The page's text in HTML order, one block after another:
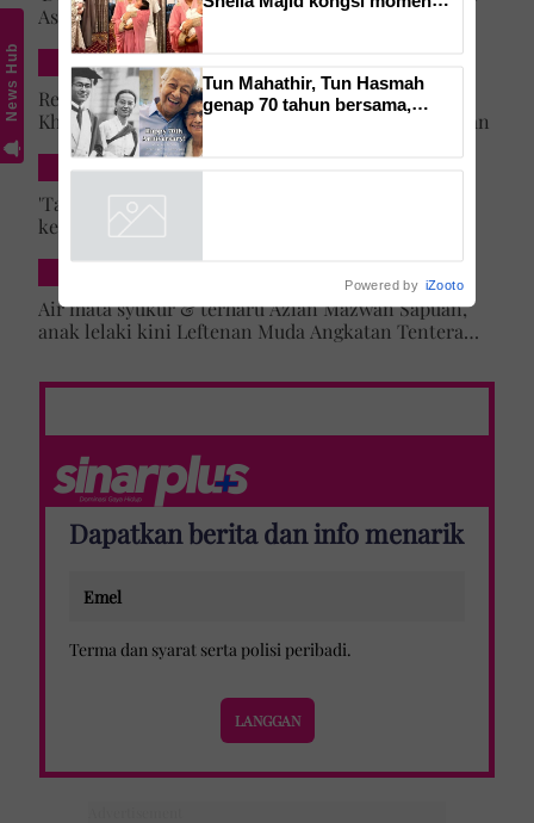
Asma' 25 tahun lalu tercapai, anak lelaki daftar
masuk Universiti Malaya
DUNIA
Rezeki lepas menyamar jadi pramugari Batik Air,
Khairun Nisya ditawar latihan akademi penerbangan
SELEBRITI & HIBURAN
'Tak lihat diri saya artis lagi' – Jehan Miskin kongsi
kenapa pilih ‘hilang’ dari dunia lakonan, cerita
Air mata syukur & terharu Azian Mazwan Sapuan,
anak lelaki kini Leftenan Muda Angkatan Tentera
Dapatkan berita dan info menarik
Terma dan syarat serta polisi peribadi.
News Hub
Tun Mahathir, Tun Hasmah
genap 70 tahun bersama,
Powered by iZooto